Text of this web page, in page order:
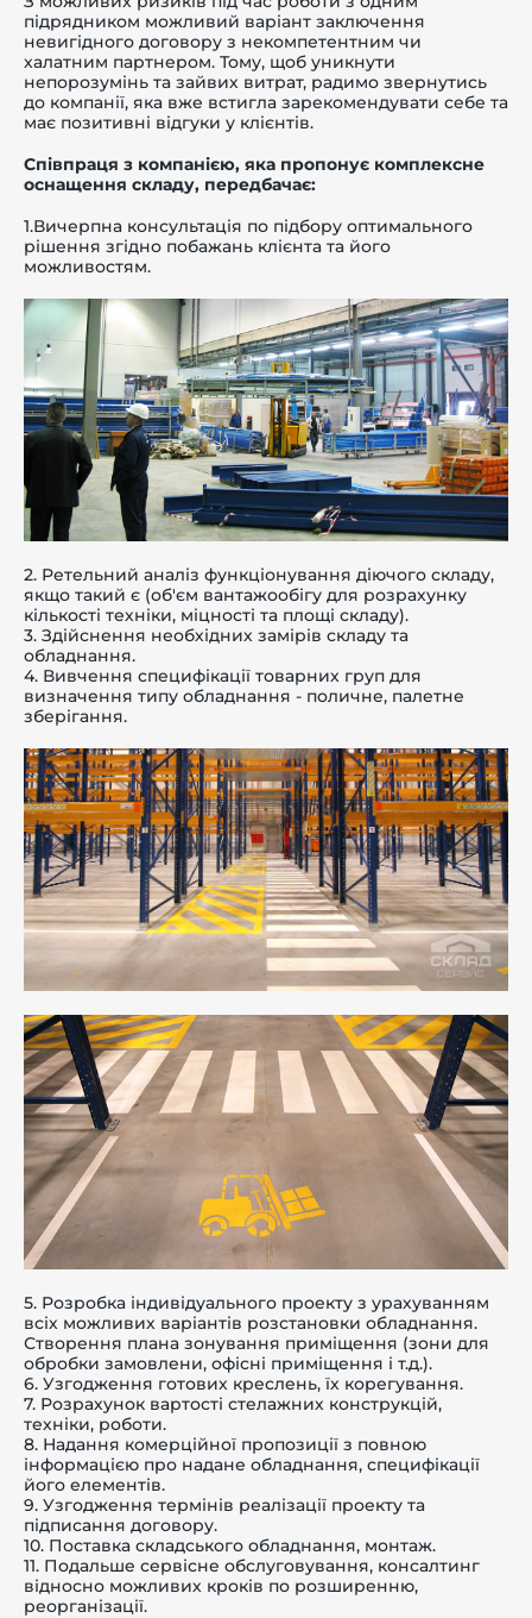
підрядником можливий варіант заключення
невигідного договору з некомпетентним чи
халатним партнером. Тому, щоб уникнути
непорозумінь та зайвих витрат, радимо звернутись
до компанії, яка вже встигла зарекомендувати себе та
має позитивні відгуки у клієнтів.
Співпраця з компанією, яка пропонує комплексне
оснащення складу, передбачає:
1.Вичерпна консультація по підбору оптимального
рішення згідно побажань клієнта та його
можливостям.
2. Ретельний аналіз функціонування діючого складу,
якщо такий є (об'єм вантажообігу для розрахунку
кількості техніки, міцності та площі складу).
3. Здійснення необхідних замірів складу та
обладнання.
4. Вивчення специфікації товарних груп для
визначення типу обладнання - поличне, палетне
зберігання.
5. Розробка індивідуального проекту з урахуванням
всіх можливих варіантів розстановки обладнання.
Створення плана зонування приміщення (зони для
обробки замовлени, офісні приміщення і т.д.).
6. Узгодження готових креслень, їх корегування.
7. Розрахунок вартості стелажних конструкцій,
техніки, роботи.
8. Надання комерційної пропозиції з повною
інформацією про надане обладнання, специфікації
його елементів.
9. Узгодження термінів реалізації проекту та
підписання договору.
10. Поставка складського обладнання, монтаж.
11. Подальше сервісне обслуговування, консалтинг
відносно можливих кроків по розширенню,
реорганізації.